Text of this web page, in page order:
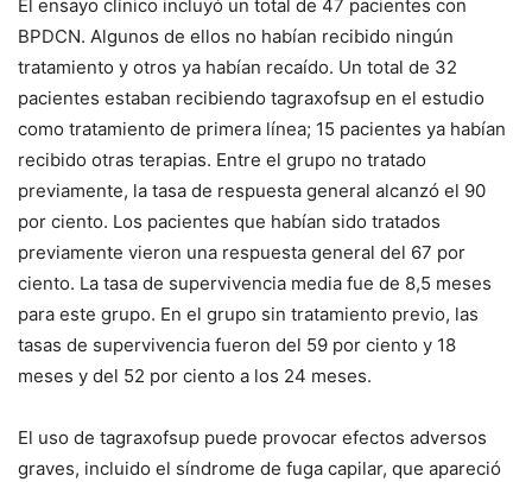
El ensayo clínico incluyó un total de 47 pacientes con
BPDCN. Algunos de ellos no habían recibido ningún
tratamiento y otros ya habían recaído. Un total de 32
pacientes estaban recibiendo tagraxofsup en el estudio
como tratamiento de primera línea; 15 pacientes ya habían
recibido otras terapias. Entre el grupo no tratado
previamente, la tasa de respuesta general alcanzó el 90
por ciento. Los pacientes que habían sido tratados
previamente vieron una respuesta general del 67 por
ciento. La tasa de supervivencia media fue de 8,5 meses
para este grupo. En el grupo sin tratamiento previo, las
tasas de supervivencia fueron del 59 por ciento y 18
meses y del 52 por ciento a los 24 meses.
El uso de tagraxofsup puede provocar efectos adversos
graves, incluido el síndrome de fuga capilar, que apareció